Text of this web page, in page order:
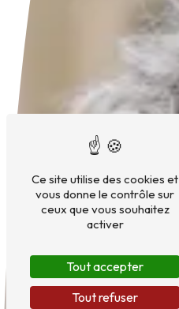
Ce site utilise des cookies et
vous donne le contrôle sur
ceux que vous souhaitez
activer
Tout accepter
Tout refuser